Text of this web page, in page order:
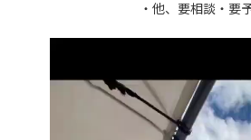
・他、要相談・要